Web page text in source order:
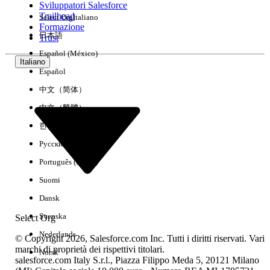
Esperienza
Nessun risultato
Sviluppatori Salesforce
Trailhead
Formazione
Trust
Italiano
Select Org
Select OrgItaliano
日本語
Español (México)
Español
中文（简体）
中文（繁體）
한국어
Русский
Português (Brasil)
Suomi
Dansk
Svenska
Nederlands
Norsk
© Copyright 2026, Salesforce.com Inc. Tutti i diritti riservati. Vari
marchi di proprietà dei rispettivi titolari.
salesforce.com Italy S.r.l., Piazza Filippo Meda 5, 20121 Milano